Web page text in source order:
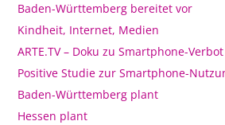
Baden-Württemberg bereitet vor
Kindheit, Internet, Medien
ARTE.TV – Doku zu Smartphone-
Positive Studie zur Smartphone-
Baden-Württemberg plant
Hessen plant